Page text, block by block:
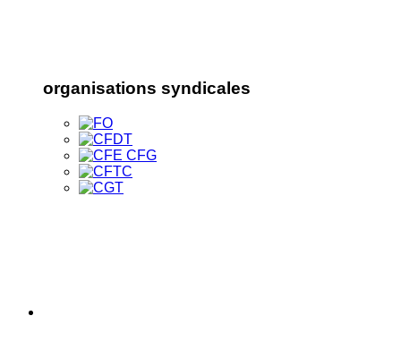
organisations syndicales